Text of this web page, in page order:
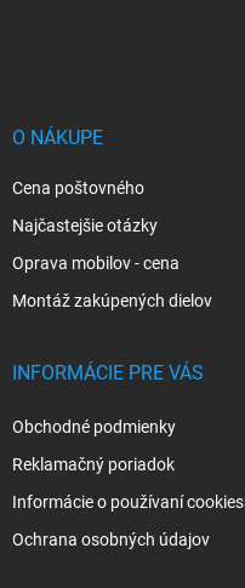
O NÁKUPE
Cena poštovného
Najčastejšie otázky
Oprava mobilov - cena
Montáž zakúpených dielov
INFORMÁCIE PRE VÁS
Obchodné podmienky
Reklamačný poriadok
Informácie o používaní cookies
Ochrana osobných údajov